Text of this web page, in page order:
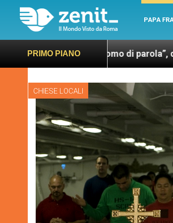
PAPA
PRIMO PIANO
Un uomo di parola”, dietro le
CHIESE LOCALI